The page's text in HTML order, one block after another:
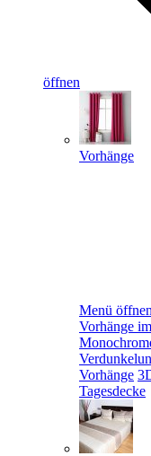
öffnen
Vorhänge
Menü öffnen
Vorhänge
Vorhänge
Tagesdecke